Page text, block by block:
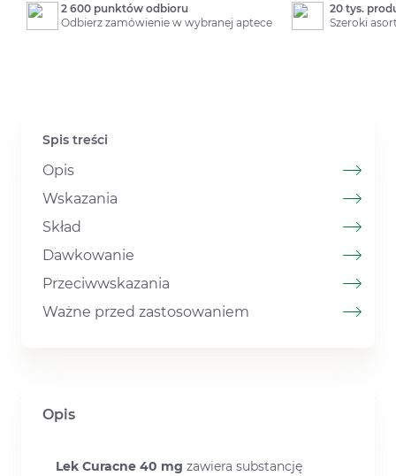
2 600 punktów odbioru
Odbierz zamówienie w wybranej aptece
20 tys.
Szeroki
Spis treści
Opis
Wskazania
Skład
Dawkowanie
Przeciwwskazania
Ważne przed zastosowaniem
Opis
Lek Curacne 40 mg zawiera substancję